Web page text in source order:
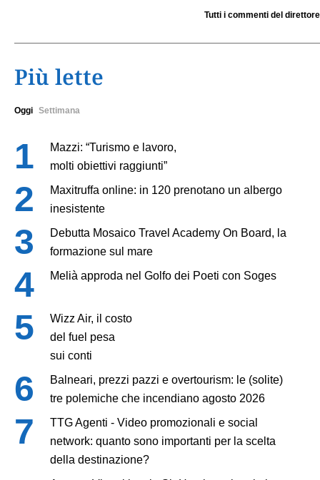
Tutti i commenti del direttore
Più lette
Oggi Settimana
Mazzi: “Turismo e lavoro,
molti obiettivi raggiunti”
Maxitruffa online: in 120 prenotano un albergo
inesistente
Debutta Mosaico Travel Academy On Board, la
formazione sul mare
Melià approda nel Golfo dei Poeti con Soges
Wizz Air, il costo
del fuel pesa
sui conti
Balneari, prezzi pazzi e overtourism: le (solite)
tre polemiche che incendiano agosto 2026
TTG Agenti - Video promozionali e social
network: quanto sono importanti per la scelta
della destinazione?